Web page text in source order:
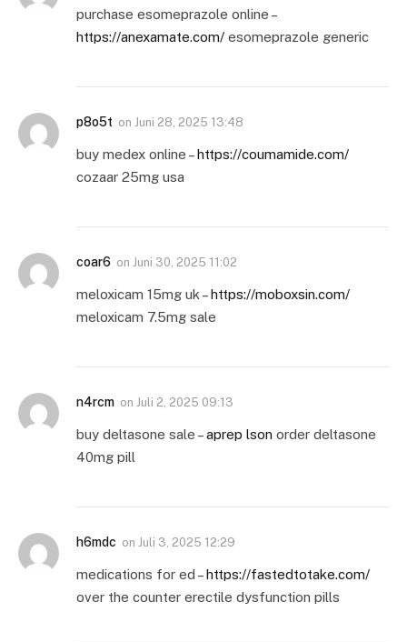
purchase esomeprazole online –
https://anexamate.com/ esomeprazole generic
p8o5t on Juni 28, 2025 13:48
buy medex online –https://coumamide.com/
cozaar 25mg usa
coar6 on Juni 30, 2025 11:02
meloxicam 15mg uk –https://moboxsin.com/
meloxicam 7.5mg sale
n4rcm on Juli 2, 2025 09:13
buy deltasone sale –aprep lson order deltasone
40mg pill
h6mdc on Juli 3, 2025 12:29
medications for ed –https://fastedtotake.com/
over the counter erectile dysfunction pills